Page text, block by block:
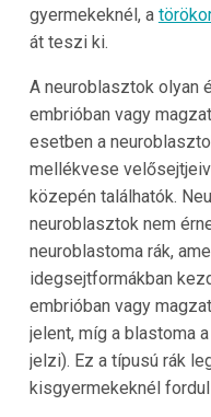
gyermekeknél, a
át teszi ki.
A neuroblasztok olyan
embrióban vagy
esetben a
mellékvese
közepén találhatók.
neuroblasztok nem
neuroblastoma rák,
idegsejtformákban
embrióban vagy
jelent, míg a blastoma
jelzi). Ez a típusú rák
kisgyermekeknél